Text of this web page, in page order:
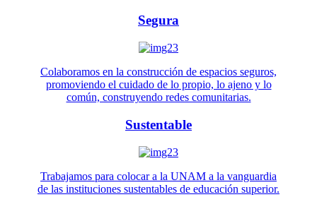
Segura
Colaboramos en la construcción de espacios seguros,
promoviendo el cuidado de lo propio, lo ajeno y lo
común, construyendo redes comunitarias.
Sustentable
Trabajamos para colocar a la UNAM a la vanguardia
de las instituciones sustentables de educación superior.